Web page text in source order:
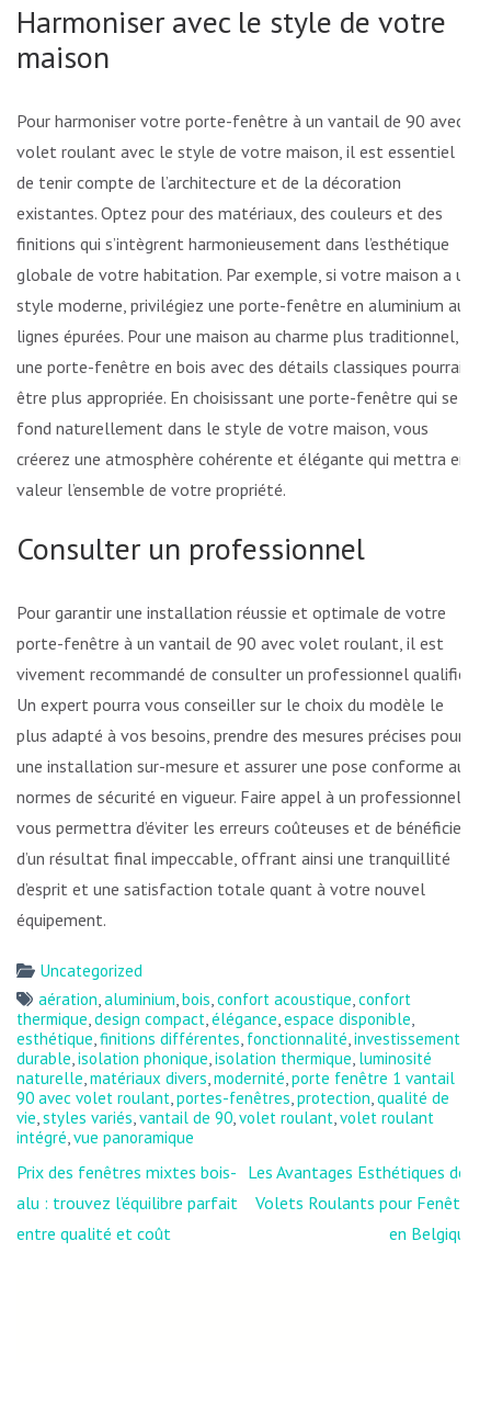
Harmoniser avec le style de votre
maison
Pour harmoniser votre porte-fenêtre à un vantail de 90 avec
volet roulant avec le style de votre maison, il est essentiel
de tenir compte de l’architecture et de la décoration
existantes. Optez pour des matériaux, des couleurs et des
finitions qui s’intègrent harmonieusement dans l’esthétique
globale de votre habitation. Par exemple, si votre maison a un
style moderne, privilégiez une porte-fenêtre en aluminium aux
lignes épurées. Pour une maison au charme plus traditionnel,
une porte-fenêtre en bois avec des détails classiques pourrait
être plus appropriée. En choisissant une porte-fenêtre qui se
fond naturellement dans le style de votre maison, vous
créerez une atmosphère cohérente et élégante qui mettra en
valeur l’ensemble de votre propriété.
Consulter un professionnel
Pour garantir une installation réussie et optimale de votre
porte-fenêtre à un vantail de 90 avec volet roulant, il est
vivement recommandé de consulter un professionnel qualifié.
Un expert pourra vous conseiller sur le choix du modèle le
plus adapté à vos besoins, prendre des mesures précises pour
une installation sur-mesure et assurer une pose conforme aux
normes de sécurité en vigueur. Faire appel à un professionnel
vous permettra d’éviter les erreurs coûteuses et de bénéficier
d’un résultat final impeccable, offrant ainsi une tranquillité
d’esprit et une satisfaction totale quant à votre nouvel
équipement.
Uncategorized
aération,aluminium,bois,confort acoustique,confort
thermique,design compact,élégance,espace disponible,
esthétique,finitions différentes, fonctionnalité,investissement
durable,isolation phonique,isolation thermique, luminosité
naturelle,matériaux divers,modernité,porte fenêtre 1 vantail
90 avec volet roulant,portes-fenêtres,protection,qualité de
vie,styles variés,vantail de 90,volet roulant,volet roulant
intégré,vue panoramique
Navigation
de
l’article
Prix des fenêtres mixtes bois-
alu : trouvez l’équilibre parfait
entre qualité et coût
Les Avantages Esthétiques des
Volets Roulants pour Fenêtre
en Belgique